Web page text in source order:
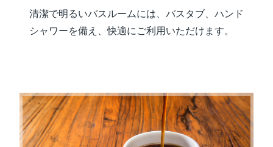
清潔で明るいバスルームには、バスタブ、ハンド
シャワーを備え、快適にご利用いただけます。